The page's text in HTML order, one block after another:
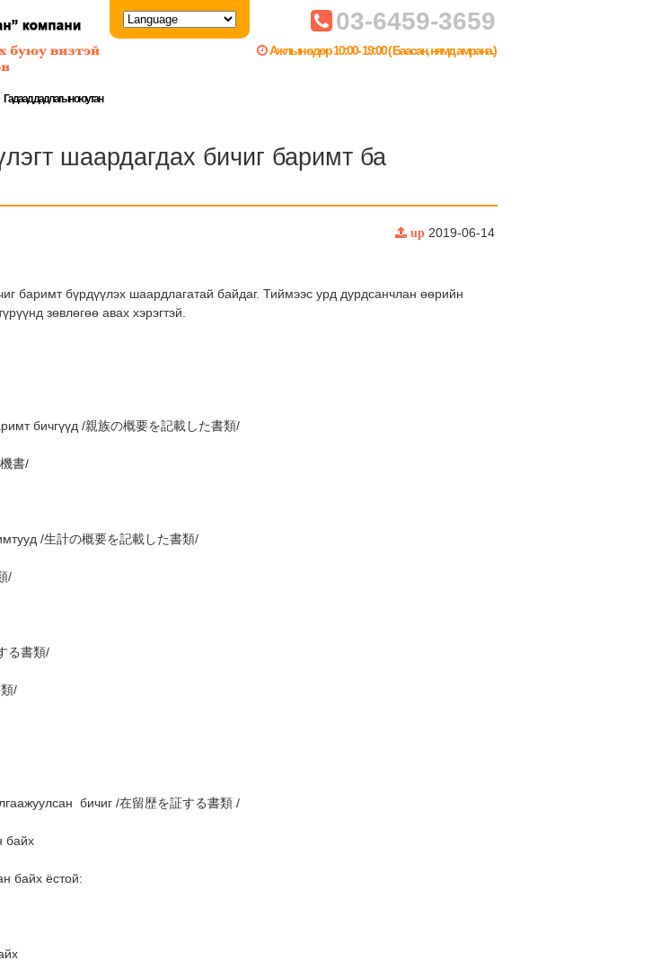
03-6459-3659
Ажлын өдөр 10:00- 19:00 ( Баасан, нямд амрана.)
Гадаад дадлагын оюутан
шаардагдах бичиг баримт ба
up 2019-06-14
баримт бүрдүүлэх шаардлагатай байдаг. Тиймээс урд дурдсанчлан өөрийн
зөвлөгөө авах хэрэгтэй.
бичгүүд /親族の概要を記載した書類/
書/
/生計の概要を記載した書類/
/
る書類/
/
бичиг /在留歴を証する書類 /
байх
байх ёстой: